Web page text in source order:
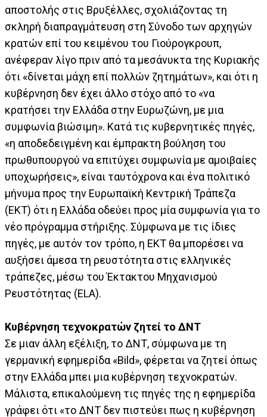
αποστολής στις Βρυξέλλες, σχολιάζοντας τη
σκληρή διαπραγμάτευση στη Σύνοδο των αρχηγών
κρατών επί του κειμένου του Γιούρογκρουπ,
ανέφεραν λίγο πριν από τα μεσάνυκτα της Κυριακής
ότι «δίνεται μάχη επί πολλών ζητημάτων», και ότι η
κυβέρνηση δεν έχει άλλο στόχο από το «να
κρατήσει την Ελλάδα στην Ευρωζώνη, με μια
συμφωνία βιώσιμη». Κατά τις κυβερνητικές πηγές,
«η αποδεδειγμένη και έμπρακτη βούληση του
πρωθυπουργού να επιτύχει συμφωνία με αμοιβαίες
υποχωρήσεις», είναι ταυτόχρονα και ένα πολιτικό
μήνυμα προς την Ευρωπαϊκή Κεντρική Τράπεζα
(ΕΚΤ) ότι η Ελλάδα οδεύει προς μία συμφωνία για το
νέο πρόγραμμα στήριξης. Σύμφωνα με τις ίδιες
πηγές, με αυτόν τον τρόπο, η ΕΚΤ θα μπορέσει να
αυξήσει άμεσα τη ρευστότητα στις ελληνικές
τράπεζες, μέσω του Έκτακτου Μηχανισμού
Ρευστότητας (ELA).
Κυβέρνηση τεχνοκρατών ζητεί το ΔΝΤ
Σε μιαν άλλη εξέλιξη, το ΔΝΤ, σύμφωνα με τη
γερμανική εφημερίδα «Bild», φέρεται να ζητεί όπως
στην Ελλάδα μπει μια κυβέρνηση τεχνοκρατών.
Μάλιστα, επικαλούμενη τις πηγές της η εφημερίδα
γράφει ότι «το ΔΝΤ δεν πιστεύει πως η κυβέρνηση